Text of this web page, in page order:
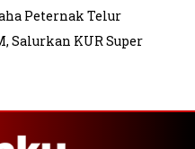
Peternak Telur
Salurkan KUR Super